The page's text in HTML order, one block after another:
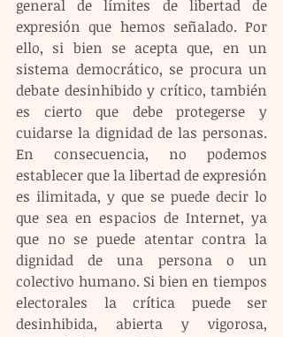
general de límites de libertad de
expresión que hemos señalado. Por
ello, si bien se acepta que, en un
sistema democrático, se procura un
debate desinhibido y crítico, también
es cierto que debe protegerse y
cuidarse la dignidad de las personas.
En consecuencia, no podemos
establecer que la libertad de expresión
es ilimitada, y que se puede decir lo
que sea en espacios de Internet, ya
que no se puede atentar contra la
dignidad de una persona o un
colectivo humano. Si bien en tiempos
electorales la crítica puede ser
desinhibida, abierta y vigorosa,